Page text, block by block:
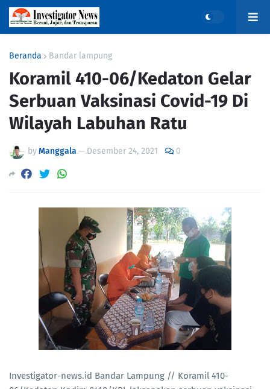
Beranda Bandar lampung
Koramil 410-06/Kedaton Gelar
Serbuan Vaksinasi Covid-19 Di
Wilayah Labuhan Ratu
byManggala — Desember 24, 2021 0
Investigator-news.id Bandar Lampung // Koramil 410-